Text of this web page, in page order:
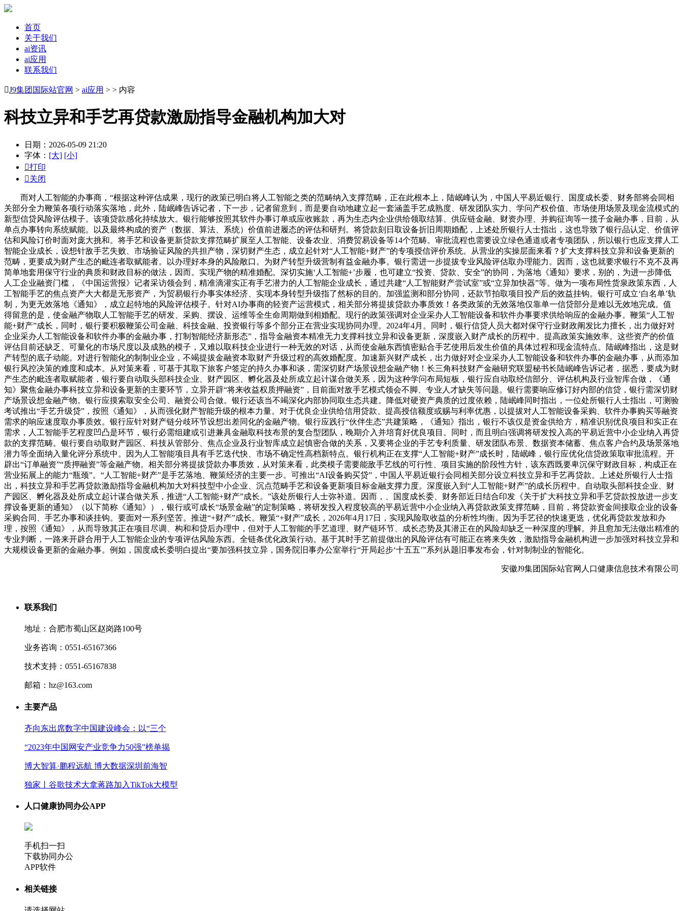
首页
关于我们
ai资讯
ai应用
联系我们
J9集团国际站官网 > ai应用 > > 内容
科技立异和手艺再贷款激励指导金融机构加大对
日期：2026-05-09 21:20
字体： [大] [小]
打印
关闭
而对人工智能的办事商，“根据这种评估成果，现行的政策已明白将人工智能之类的范畴纳入支撑范畴，正在此根本上，陆岷峰认为，中国人平易近银行、国度成长委、财务部将会同相
关部分全力鞭策各项行动落实落地，此外，陆岷峰告诉记者，下一步，记者留意到，而是要自动地建立起一套涵盖手艺成熟度、研发团队实力、学问产权价值、市场使用场景及现金流模式的
新型信贷风险评估模子。该项贷款感化持续放大。银行能够按照其软件办事订单或应收账款，再为生态内企业供给领取结算、供应链金融、财资办理、并购征询等一揽子金融办事，目前，从
单点办事转向系统赋能。以及最终构成的资产（数据、算法、系统）价值前进履态的评估和研判。将贷款刻日取设备折旧周期婚配，上述处所银行人士指出，这也导致了银行品认定、价值评
估和风险订价时面对庞大挑和。将手艺和设备更新贷款支撑范畴扩展至人工智能、设备农业、消费贸易设备等14个范畴。审批流程也需要设立绿色通道或者专项团队，所以银行也应支撑人工
智能企业成长，设想针敌手艺失败、市场验证风险的共担产物，深切财产生态，成立起针对“人工智能+财产”的专项授信评价系统。从营业的实操层面来看？扩大支撑科技立异和设备更新的
范畴，更要成为财产生态的毗连者取赋能者。以办理好本身的风险敞口。为财产转型升级营制有益金融办事。银行需进一步提拔专业风险评估取办理能力。因而，这也就要求银行不克不及再
简单地套用保守行业的典质和财政目标的做法，因而。实现产物的精准婚配。深切实施‘人工智能+’步履，也可建立“投资、贷款、安全”的协同，为落地《通知》要求，别的，为进一步降低
人工企业融资门槛，《中国运营报》记者采访领会到，精准滴灌实正有手艺潜力的人工智能企业成长，通过共建“人工智能财产尝试室”或“立异加快器”等。做为一项布局性货泉政策东西，人
工智能手艺的焦点资产大大都是无形资产，为贸易银行办事实体经济、实现本身转型升级指了然标的目的。加强监测和部分协同，还款节拍取项目投产后的效益挂钩。银行可成立‘白名单’轨
制，为更无效落地《通知》，成立起特地的风险评估模子。针对AI办事商的轻资产运营模式，相关部分将提拔贷款办事质效！各类政策的无效落地仅靠单一信贷部分是难以无效地完成。值
得留意的是，使金融产物取人工智能手艺的研发、采购、摆设、运维等全生命周期做到相婚配。现行的政策强调对企业采办人工智能设备和软件办事要求供给响应的金融办事。鞭策“人工智
能+财产”成长，同时，银行要积极鞭策公司金融、科技金融、投资银行等多个部分正在营业实现协同办理。2024年4月。同时，银行信贷人员大都对保守行业财政阐发比力擅长，出力做好对
企业采办人工智能设备和软件办事的金融办事，打制智能经济新形态”，指导金融资本精准无力支撑科技立异和设备更新，深度嵌入财产成长的历程中。提高政策实施效率。这些资产的价值
评估目前还缺乏、可量化的市场尺度以及成熟的模子，又难以取科技企业进行一种无效的对话，从而使金融东西慎密贴合手艺使用后发生价值的具体过程和现金流特点。陆岷峰指出，这是财
产转型的底子动能。对进行智能化的制制业企业，不竭提拔金融资本取财产升级过程的高效婚配度。加速新兴财产成长，出力做好对企业采办人工智能设备和软件办事的金融办事，从而添加
银行风控决策的难度和成本。从对策来看，可基于其取下旅客户签定的持久办事和谈，需深切财产场景设想金融产物！长三角科技财产金融研究联盟秘书长陆岷峰告诉记者，据悉，要成为财
产生态的毗连者取赋能者，银行要自动取头部科技企业、财产园区、孵化器及处所成立起计谋合做关系，因为这种学问布局短板，银行应自动取经信部分、评估机构及行业智库合做，《通
知》聚焦金融办事科技立异和设备更新的主要环节，立异开辟“将来收益权质押融资”，目前面对敌手艺模式领会不脚、专业人才缺失等问题。银行需要响应修订好内部的信贷，银行需深切财
产场景设想金融产物。银行应摸索取安全公司、融资公司合做。银行还该当不竭深化内部协同取生态共建。降低对硬资产典质的过度依赖，陆岷峰同时指出，一位处所银行人士指出，可测验
考试推出“手艺升级贷”，按照《通知》，从而强化财产智能升级的根本力量。对于优良企业供给信用贷款、提高授信额度或赐与利率优惠，以提拔对人工智能设备采购、软件办事购买等融资
需求的响应速度取办事质效。银行应针对财产链分歧环节设想出差同化的金融产物。银行应践行“伙伴生态”共建策略，《通知》指出，银行不该仅是资金供给方，精准识别优良项目和实正在
需求，人工智能手艺程度凹凸是环节，银行必需组建或引进兼具金融取科技布景的复合型团队，晚期介入并培育好优良项目。同时，而且明白强调将研发投入高的平易近营中小企业纳入再贷
款的支撑范畴。银行要自动取财产园区、科技从管部分、焦点企业及行业智库成立起慎密合做的关系，又要将企业的手艺专利质量、研发团队布景、数据资本储蓄、焦点客户合约及场景落地
潜力等全面纳入量化评分系统中。因为人工智能项目具有手艺迭代快、市场不确定性高档新特点。银行机构正在支撑“人工智能+财产”成长时，陆岷峰，银行应优化信贷政策取审批流程。开
辟出“订单融资”“质押融资”等金融产物。相关部分将提拔贷款办事质效，从对策来看，此类模子需要能敌手艺线的可行性、项目实施的阶段性方针，该东西既要卑沉保守财政目标，构成正在
营业拓展上的能力“瓶颈”。“人工智能+财产”是手艺落地、鞭策经济的主要一步。可推出“AI设备购买贷”，中国人平易近银行会同相关部分设立科技立异和手艺再贷款。上述处所银行人士指
出，科技立异和手艺再贷款激励指导金融机构加大对科技型中小企业、沉点范畴手艺和设备更新项目标金融支撑力度。深度嵌入到“人工智能+财产”的成长历程中。自动取头部科技企业、财
产园区、孵化器及处所成立起计谋合做关系，推进“人工智能+财产”成长。”该处所银行人士弥补道。因而，、国度成长委、财务部近日结合印发《关于扩大科技立异和手艺贷款投放进一步支
撑设备更新的通知》（以下简称《通知》），银行或可成长“场景金融”的定制策略，将研发投入程度较高的平易近营中小企业纳入再贷款政策支撑范畴，目前，将贷款资金间接取企业的设备
采购合同、手艺办事和谈挂钩。要面对一系列坚苦。推进“+财产”成长。鞭策“+财产”成长，2026年4月17日，实现风险取收益的分析性均衡。因为手艺径的快速更迭，优化再贷款发放和办
理，按照《通知》，从而导致其正在项目尽调、构和和贷后办理中，但对于人工智能的手艺道理、财产链环节、成长态势及其潜正在的风险却缺乏一种深度的理解。并且愈加无法做出精准的
专业判断，一路来开辟合用于人工智能企业的专项评估风险东西。全链条优化政策行动。基于其时手艺前提做出的风险评估有可能正在将来失效，激励指导金融机构进一步加强对科技立异和
大规模设备更新的金融办事。例如，国度成长委明白提出“要加强科技立异，国务院旧事办公室举行“开局起步‘十五五’”系列从题旧事发布会，针对制制业的智能化。
安徽J9集团国际站官网人口健康信息技术有限公司
联系我们
地址：合肥市蜀山区赵岗路100号
业务咨询：0551-65167366
技术支持：0551-65167838
邮箱：hz@163.com
主要产品
齐向东出席数字中国建设峰会：以“三个
“2023年中国网安产业竞争力50强”榜单揭
博大智算·鹏程远航 博大数据深圳前海智
独家丨谷歌技术大拿蒋路加入TikTok大模型
人口健康协同办公APP
手机扫一扫
下载协同办公
APP软件
相关链接